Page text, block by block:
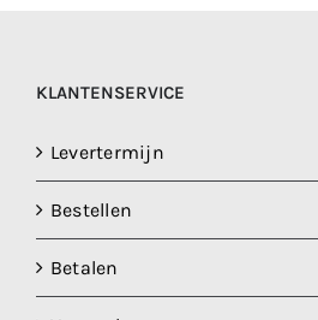
KLANTENSERVICE
Levertermijn
Bestellen
Betalen